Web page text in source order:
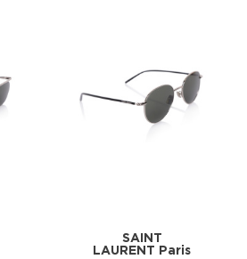
SAINT
LAURENT Paris